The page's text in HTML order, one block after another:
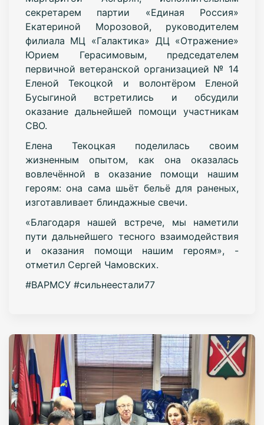
секретарем партии «Единая Россия»
Екатериной Морозовой, руководителем
филиала МЦ «Галактика» ДЦ «Отражение»
Юрием Герасимовым, председателем
первичной ветеранской организацией № 14
Еленой Текоцкой и волонтёром Еленой
Бусыгиной встретились и обсудили
оказание дальнейшей помощи участникам
СВО.
Елена Текоцкая поделилась своим
жизненным опытом, как она оказалась
вовлечённой в оказание помощи нашим
героям: она сама шьёт бельё для раненых,
изготавливает блиндажные свечи.
«Благодаря нашей встрече, мы наметили
пути дальнейшего тесного взаимодействия
и оказания помощи нашим героям», -
отметил Сергей Чамовских.
#ВАРМСУ #сильнеестали77